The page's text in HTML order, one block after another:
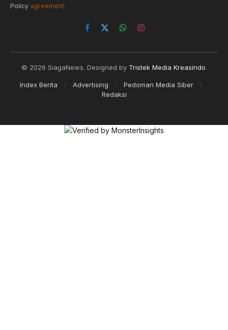
Policy agreement.
Facebook
X
WhatsAppInstagram
© 2026 SiagaNews. Designed by Tristek Media Kreasindo.
Index Berita Advertising
Pedoman Media Siber
Redaksi